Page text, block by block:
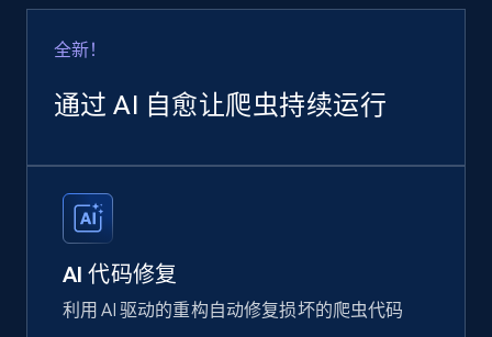
全新！
通过 AI 自愈让爬虫持续运行
AI 代码修复
利用 AI 驱动的重构自动修复损坏的爬虫代码